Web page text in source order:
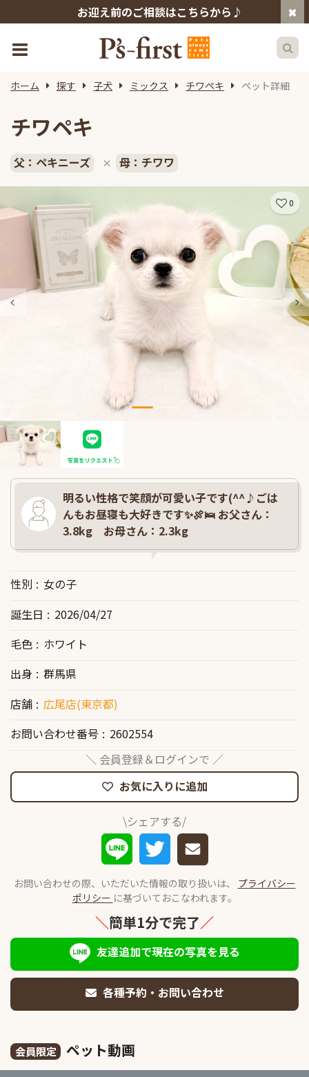
お迎え前のご相談はこちらから♪
ホーム 探す 子犬 ミックス チワペキ ペット詳細
チワペキ
父：ペキニーズ × 母：チワワ
0
明るい性格で笑顔が可愛い子です(^^♪ごは
んもお昼寝も大好きです✨🍖🛌 お父さん：
3.8kg お母さん：2.3kg
性別
女の子
誕生日
2026/04/27
毛色
ホワイト
出身
群馬県
店舗
広尾店(東京都)
お問い合わせ番号
2602554
＼ 会員登録＆ログインで ／
お気に入りに追加
\シェアする/
お問い合わせの際、いただいた情報の取り扱いは、 プライバシー
ポリシー に基づいておこなわれます。
＼簡単1分で完了／
友達追加で現在の写真を見る
各種予約・お問い合わせ
会員限定 ペット動画